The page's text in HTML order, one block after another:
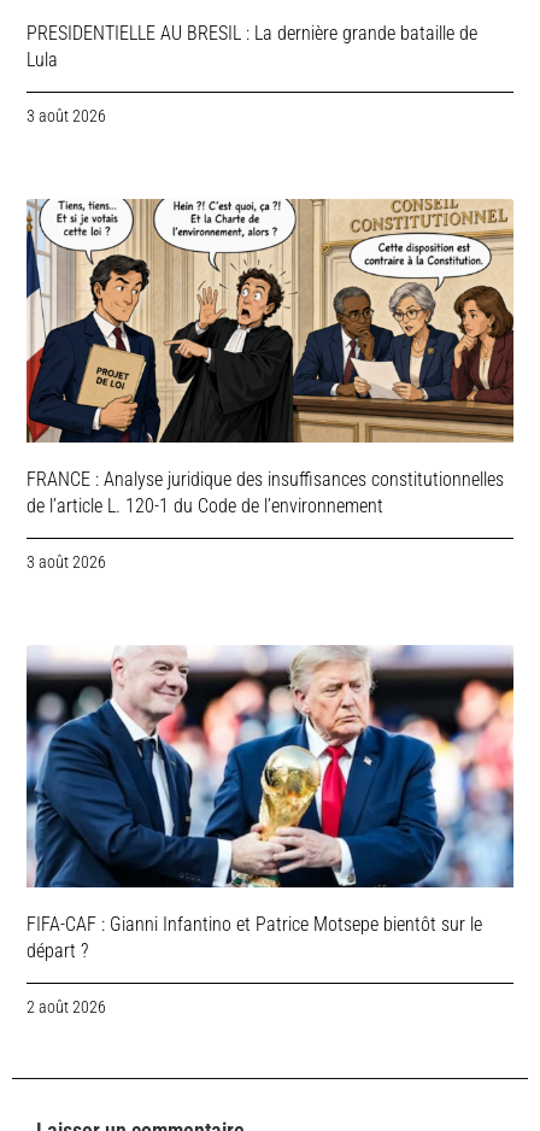
PRESIDENTIELLE AU BRESIL : La dernière grande bataille de
Lula
3 août 2026
FRANCE : Analyse juridique des insuffisances constitutionnelles
de l’article L. 120-1 du Code de l’environnement
3 août 2026
FIFA-CAF : Gianni Infantino et Patrice Motsepe bientôt sur le
départ ?
2 août 2026